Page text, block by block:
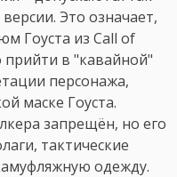
Это означает,
Гоуста из Call of
в "кавайной"
персонажа,
маске Гоуста.
запрещён, но его
тактические
одежду.